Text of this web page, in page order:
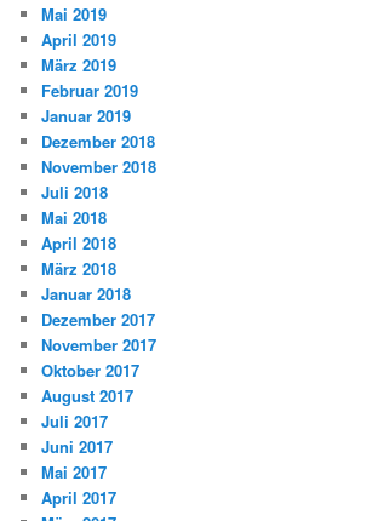
Mai 2019
April 2019
März 2019
Februar 2019
Januar 2019
Dezember 2018
November 2018
Juli 2018
Mai 2018
April 2018
März 2018
Januar 2018
Dezember 2017
November 2017
Oktober 2017
August 2017
Juli 2017
Juni 2017
Mai 2017
April 2017